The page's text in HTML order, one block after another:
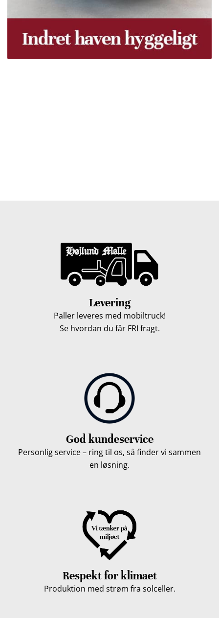
Levering
Paller leveres med mobiltruck!
Se hvordan du får FRI fragt.
God kundeservice
Personlig service – ring til os, så finder vi sammen
en løsning.
Respekt for klimaet
Produktion med strøm fra solceller.